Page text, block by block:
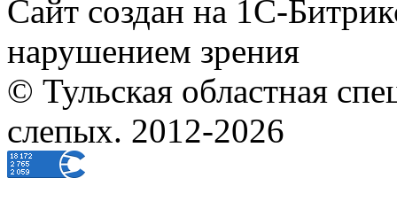
Сайт создан на 1С-
нарушением зрения
© Тульская областная
слепых. 2012-2026